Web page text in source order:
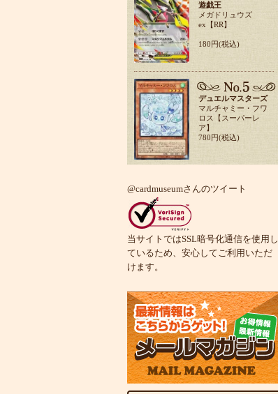
遊戯王
メガドリュウズ
ex【RR】
180円(税込)
デュエルマスターズ
マルチャミー・フワ
ロス【スーパーレ
ア】
780円(税込)
@cardmuseumさんのツイート
当サイトではSSL暗号化通信を使用し
ているため、安心してご利用いただ
けます。